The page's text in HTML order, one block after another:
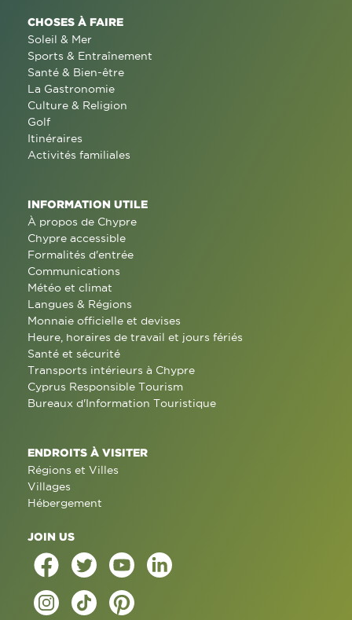
CHOSES À FAIRE
Soleil & Mer
Sports & Entraînement
Santé & Bien-être
La Gastronomie
Culture & Religion
Golf
Itinéraires
Activités familiales
INFORMATION UTILE
À propos de Chypre
Chypre accessible
Formalités d'entrée
Communications
Météo et climat
Langues & Régions
Monnaie officielle et devises
Heure, horaires de travail et jours fériés
Santé et sécurité
Transports intérieurs à Chypre
Cyprus Responsible Tourism
Bureaux d'Information Touristique
ENDROITS À VISITER
Régions et Villes
Villages
Hébergement
JOIN US